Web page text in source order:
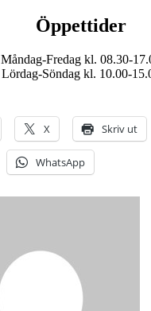
Öppettider
Måndag-Fredag kl. 08.30-
Lördag-Söndag kl. 10.00-
X Skriv ut
WhatsApp